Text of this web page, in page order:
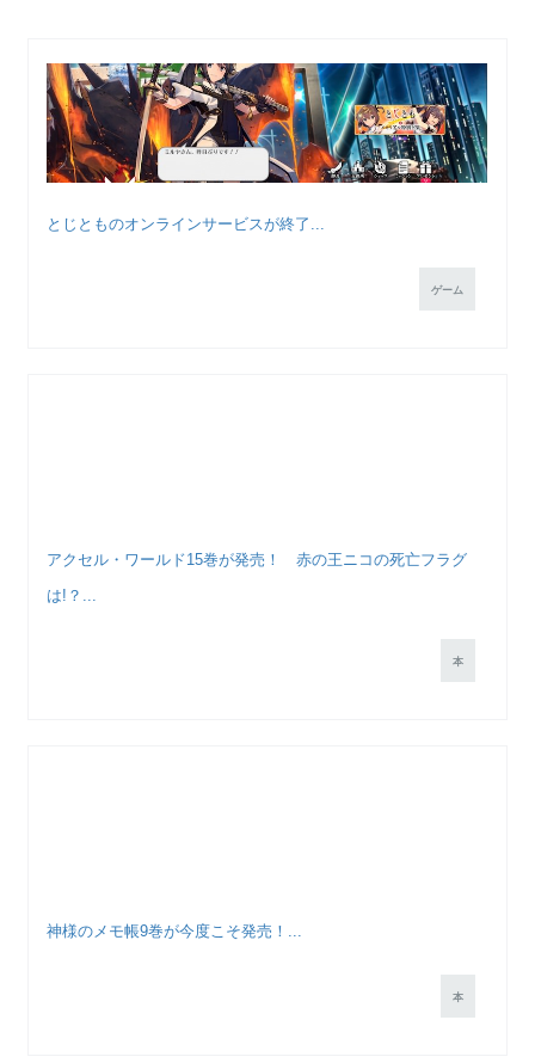
とじとものオンラインサービスが終了...
ゲーム
アクセル・ワールド15巻が発売！ 赤の王ニコの死亡フラグ
は!？...
本
神様のメモ帳9巻が今度こそ発売！...
本